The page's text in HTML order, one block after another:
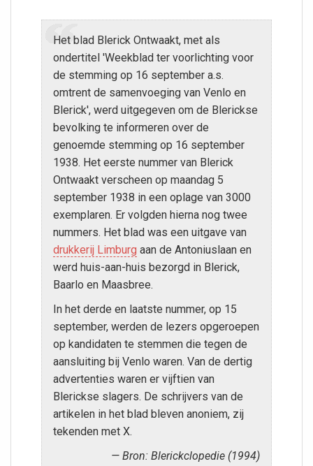
Het blad Blerick Ontwaakt, met als
ondertitel 'Weekblad ter voorlichting voor
de stemming op 16 september a.s.
omtrent de samenvoeging van Venlo en
Blerick', werd uitgegeven om de Blerickse
bevolking te informeren over de
genoemde stemming op 16 september
1938. Het eerste nummer van Blerick
Ontwaakt verscheen op maandag 5
september 1938 in een oplage van 3000
exemplaren. Er volgden hierna nog twee
nummers. Het blad was een uitgave van
drukkerij Limburg aan de Antoniuslaan en
werd huis-aan-huis bezorgd in Blerick,
Baarlo en Maasbree.
In het derde en laatste nummer, op 15
september, werden de lezers opgeroepen
op kandidaten te stemmen die tegen de
aansluiting bij Venlo waren. Van de dertig
advertenties waren er vijftien van
Blerickse slagers. De schrijvers van de
artikelen in het blad bleven anoniem, zij
tekenden met X.
Bron: Blerickclopedie (1994)